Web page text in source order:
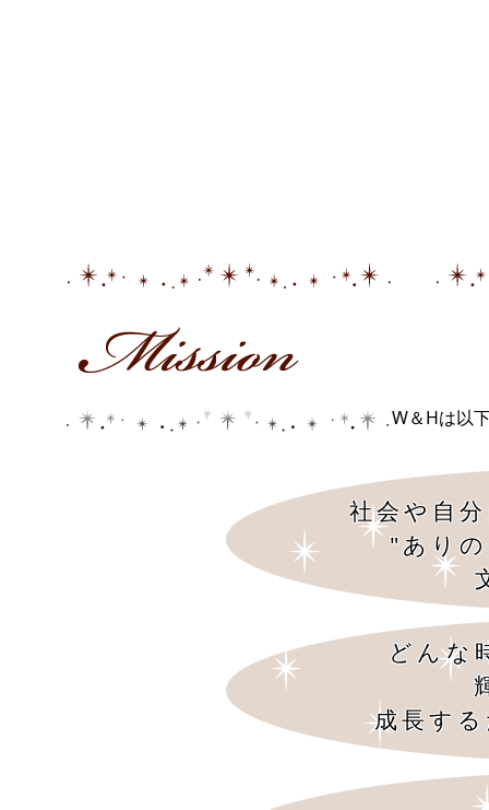
W＆Hは以
社会や自
"あり
どんな
成長す